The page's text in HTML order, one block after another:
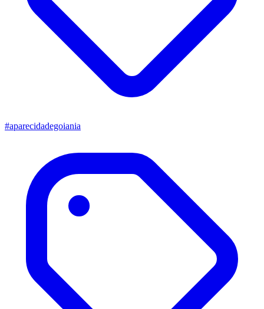
#aparecidadegoiania